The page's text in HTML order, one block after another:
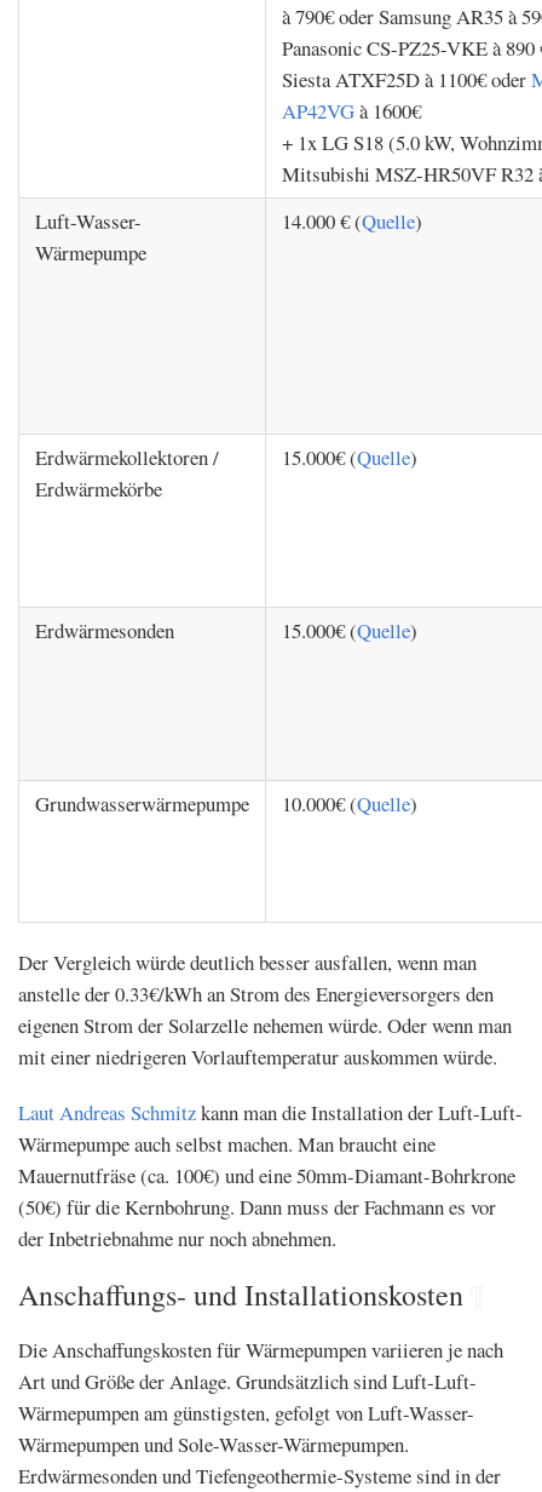
à 790€ oder Samsung AR35 à
Panasonic CS-PZ25-VKE à
Siesta ATXF25D à 1100€ oder
AP42VGà 1600€
+ 1x LG S18 (5.0 kW,
Mitsubishi MSZ-HR50VF R32
Luft-Wasser-
Wärmepumpe
14.000 € (Quelle)
Erdwärmekollektoren /
Erdwärmekörbe
15.000€ (Quelle)
Erdwärmesonden 15.000€ (Quelle)
Grundwasserwärmepumpe 10.000€ (Quelle)
Der Vergleich würde deutlich besser ausfallen, wenn man
anstelle der 0.33€/kWh an Strom des Energieversorgers den
eigenen Strom der Solarzelle nehemen würde. Oder wenn man
mit einer niedrigeren Vorlauftemperatur auskommen würde.
Laut Andreas Schmitzkann man die Installation der Luft-Luft-
Wärmepumpe auch selbst machen. Man braucht eine
Mauernutfräse (ca. 100€) und eine 50mm-Diamant-Bohrkrone
(50€) für die Kernbohrung. Dann muss der Fachmann es vor
der Inbetriebnahme nur noch abnehmen.
Anschaffungs- und Installationskosten
Die Anschaffungskosten für Wärmepumpen variieren je nach
Art und Größe der Anlage. Grundsätzlich sind Luft-Luft-
Wärmepumpen am günstigsten, gefolgt von Luft-Wasser-
Wärmepumpen und Sole-Wasser-Wärmepumpen.
Erdwärmesonden und Tiefengeothermie-Systeme sind in der